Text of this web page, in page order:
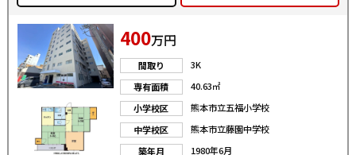
400万円
間取り
3K
専有面積
40.63㎡
小学校区
熊本市立五福小学校
中学校区
熊本市立藤園中学校
築年月
1980年6月